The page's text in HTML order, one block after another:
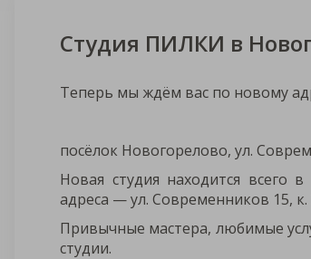
Студия ПИЛКИ в
Теперь мы ждём вас по новому
посёлок Новогорелово, ул.
Новая студия находится всего
адреса — ул. Современников 15, к.
Привычные мастера, любимые
студии.